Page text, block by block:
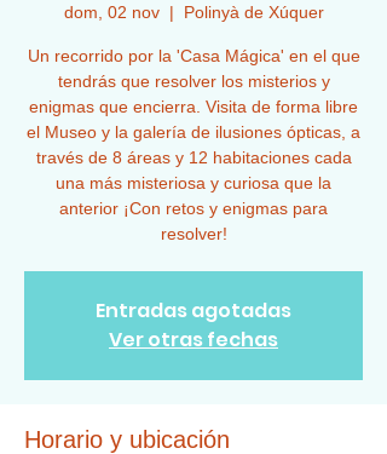
dom, 02 nov
  |
Polinyà de Xúquer
Un recorrido por la 'Casa Mágica' en el que
tendrás que resolver los misterios y
enigmas que encierra. Visita de forma libre
el Museo y la galería de ilusiones ópticas, a
través de 8 áreas y 12 habitaciones cada
una más misteriosa y curiosa que la
anterior ¡Con retos y enigmas para
resolver!
Entradas agotadas
Ver otras fechas
Horario y ubicación